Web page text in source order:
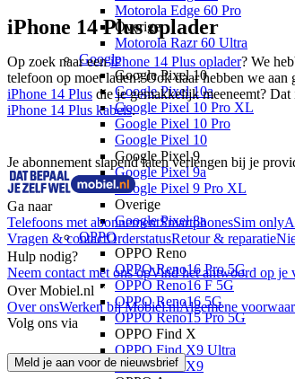
Motorola Edge 60 Pro
Overige
Motorola Razr 60 Ultra
Google
Google Pixel 10
Google Pixel 10a
Google Pixel 10 Pro XL
Google Pixel 10 Pro
Google Pixel 10
Google Pixel 9
Google Pixel 9a
Google Pixel 9 Pro XL
Overige
Google Pixel 8a
OPPO
OPPO Reno
OPPO Reno16 Pro 5G
OPPO Reno16 F 5G
OPPO Reno16 5G
OPPO Reno15 Pro 5G
OPPO Find X
OPPO Find X9 Ultra
OPPO Find X9
iPhone 14 Plus oplader
Op zoek naar eeniPhone 14 Plus oplader? We
telefoon op moet laden? Ook daar hebben we
iPhone 14 Plus die je gemakkelijk meeneemt?
iPhone 14 Plus kabels.
Je abonnement slapend laten verlengen bij je
Ga naar
Telefoons met abonnementSmartphonesSim only
Vragen & contactOrderstatusRetour & reparatie
Hulp nodig?
Neem contact met ons opVind het antwoord op je
Over Mobiel.nl
Over onsWerken bij Mobiel.nlAlgemene
Volg ons via
Meld je aan voor de nieuwsbrief